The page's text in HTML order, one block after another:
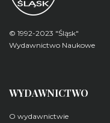
© 1992-2023 "Śląsk"
Wydawnictwo Naukowe
WYDAWNICTWO
O wydawnictwie